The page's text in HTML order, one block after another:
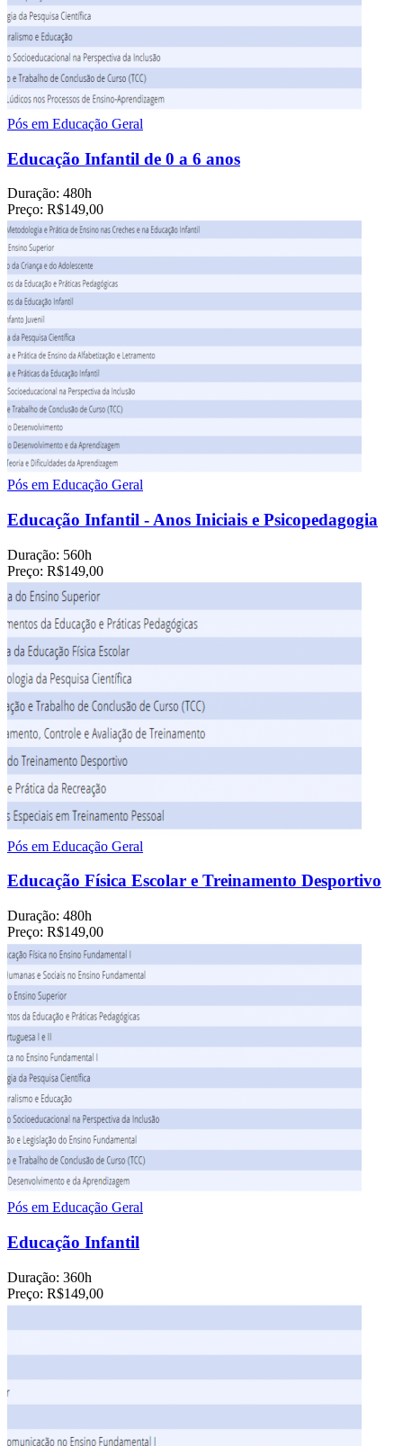
Pós em Educação Geral
Educação Infantil de 0 a 6 anos
Duração: 480h
Preço: R$149,00
Pós em Educação Geral
Educação Infantil - Anos Iniciais e Psicopedagogia
Duração: 560h
Preço: R$149,00
Pós em Educação Geral
Educação Física Escolar e Treinamento Desportivo
Duração: 480h
Preço: R$149,00
Pós em Educação Geral
Educação Infantil
Duração: 360h
Preço: R$149,00